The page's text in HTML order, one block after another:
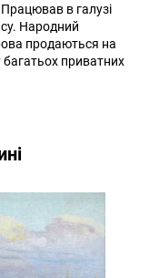
в галузі
Народний
продаються на
приватних